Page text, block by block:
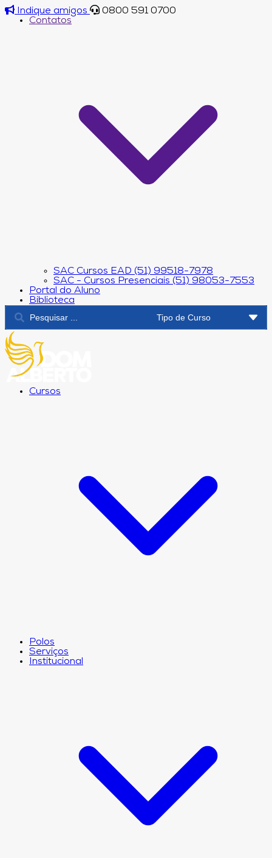
Indique amigos
0800 591 0700
Contatos
SAC Cursos EAD (51) 99518-7978
SAC - Cursos Presenciais (51) 98053-7553
Portal do Aluno
Biblioteca
Cursos
Polos
Serviços
Institucional